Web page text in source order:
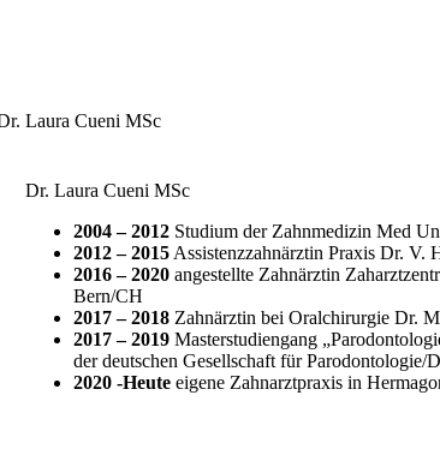
Dr. Laura Cueni MSc
2004 – 2012 Studium der Zahnmedizin Med
2012 – 2015 Assistenzzahnärztin Praxis Dr. V.
2016 – 2020 angestellte Zahnärztin
Bern/CH
2017 – 2018 Zahnärztin bei Oralchirurgie Dr.
2017 – 2019 Masterstudiengang
der deutschen Gesellschaft für Parodontologie/D
2020 -Heuteeigene Zahnarztpraxis in